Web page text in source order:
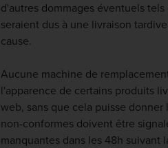
d'autres dommages éventuels
seraient dus à une livraison
cause.
Aucune machine de
l'apparence de certains produits
web, sans que cela puisse
non-conformes doivent être
manquantes dans les 48h suivant